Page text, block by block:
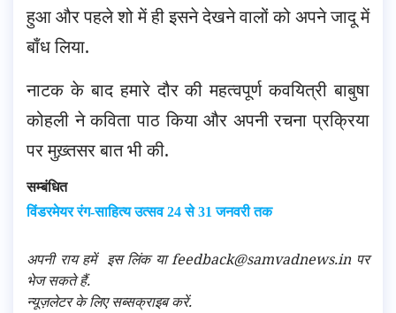
हुआ और पहले शो में ही इसने देखने वालों को अपने जादू में
बाँध लिया.
नाटक के बाद हमारे दौर की महत्वपूर्ण कवयित्री बाबुषा
कोहली ने कविता पाठ किया और अपनी रचना प्रक्रिया
पर मुख़्तसर बात भी की.
सम्बंधित
विंडरमेयर रंग-साहित्य उत्सव 24 से 31 जनवरी तक
अपनी राय हमें इस लिंक या feedback@samvadnews.in पर
भेज सकते हैं.
न्यूज़लेटर के लिए सब्सक्राइब करें.